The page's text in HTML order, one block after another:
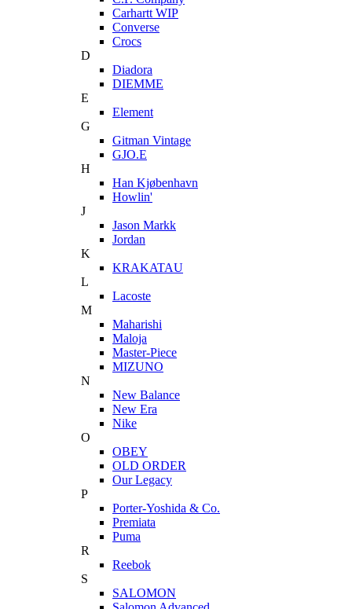
Carhartt WIP
Converse
Crocs
D
Diadora
DIEMME
E
Element
G
Gitman Vintage
GJO.E
H
Han Kjøbenhavn
Howlin'
J
Jason Markk
Jordan
K
KRAKATAU
L
Lacoste
M
Maharishi
Maloja
Master-Piece
MIZUNO
N
New Balance
New Era
Nike
O
OBEY
OLD ORDER
Our Legacy
P
Porter-Yoshida & Co.
Premiata
Puma
R
Reebok
S
SALOMON